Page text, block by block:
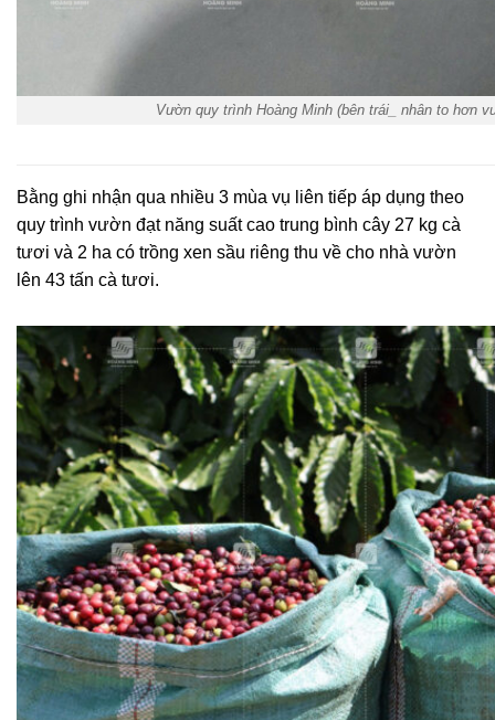
Vườn quy trình Hoàng Minh (bên trái_ nhân to hơn
Bằng ghi nhận qua nhiều 3 mùa vụ liên tiếp áp dụng theo
quy trình vườn đạt năng suất cao trung bình cây 27 kg cà
tươi và 2 ha có trồng xen sầu riêng thu về cho nhà vườn
lên 43 tấn cà tươi.